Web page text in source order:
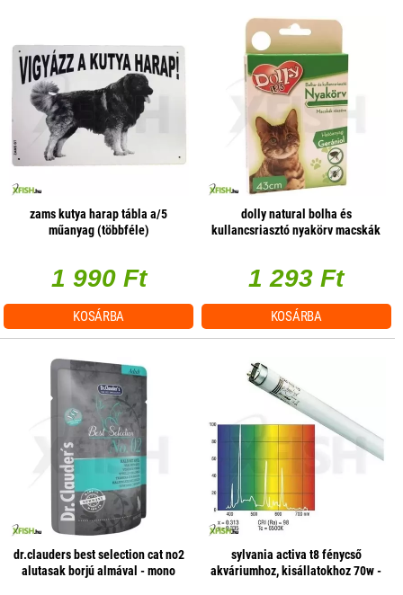
zams kutya harap tábla a/5
műanyag (többféle)
1 990 Ft
KOSÁRBA
dolly natural bolha és
kullancsriasztó nyakörv macskák
1 293 Ft
KOSÁRBA
dr.clauders best selection cat no2
alutasak borjú almával - mono
sylvania activa t8 fénycső
akváriumhoz, kisállatokhoz 70w -